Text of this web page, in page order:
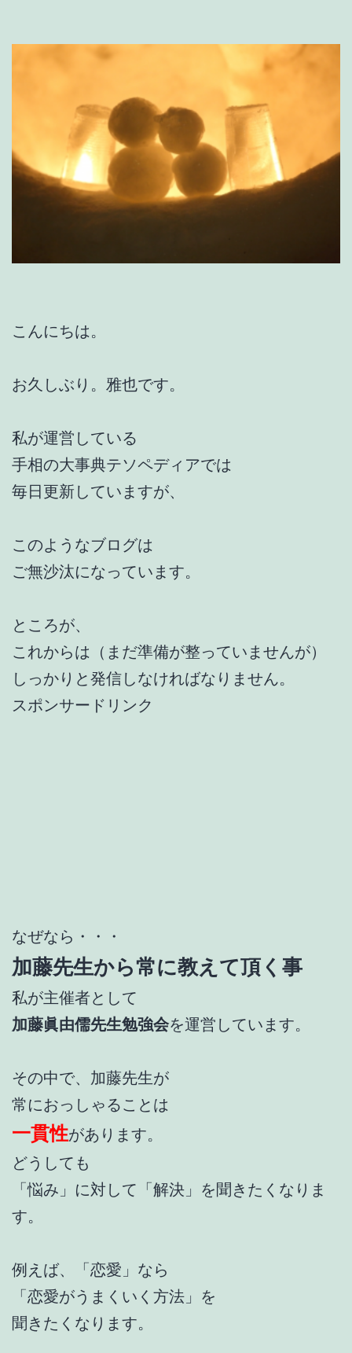
こんにちは。
お久しぶり。雅也です。
私が運営している
手相の大事典テソペディアでは
毎日更新していますが、
このようなブログは
ご無沙汰になっています。
ところが、
これからは（まだ準備が整っていませんが）
しっかりと発信しなければなりません。
スポンサードリンク
なぜなら・・・
加藤先生から常に教えて頂く事
私が主催者として
加藤眞由儒先生勉強会を運営しています。
その中で、加藤先生が
常におっしゃることは
一貫性があります。
どうしても
「悩み」に対して「解決」を聞きたくなりま
す。
例えば、「恋愛」なら
「恋愛がうまくいく方法」を
聞きたくなります。